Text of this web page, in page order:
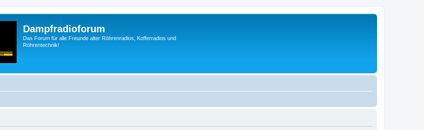
Dampfradioforum
Das Forum für alle Freunde alter Röhrenradios, Kofferradios und
Röhrentechnik!